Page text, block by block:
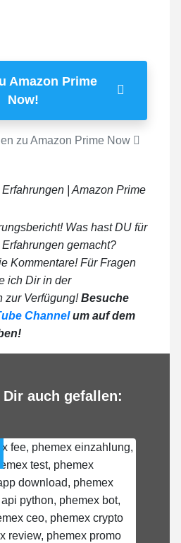
Amazon Prime
Now!
zu Amazon Prime Now
| Amazon Prime
Was hast DU für
gemacht?
Kommentare! Für Fragen
ich Dir in der
zur Verfügung!Besuche
Channel um auf dem
Dir auch gefallen: